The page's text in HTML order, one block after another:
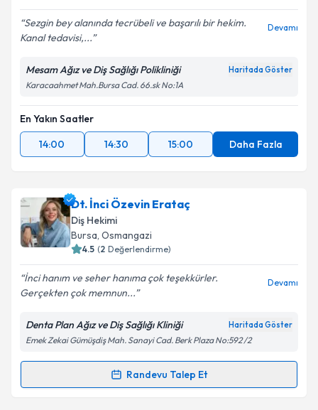
Sezgin bey alanında tecrübeli ve başarılı bir hekim.
Kanal tedavisi,...
Devamı
Mesam Ağız ve Diş Sağlığı Polikliniği Haritada Göster
Karacaahmet Mah.Bursa Cad. 66.sk No:1A
En Yakın Saatler
14:00
14:30 15:00 Daha Fazla
Dt. İnci Özevin Erataç
Diş Hekimi
Bursa, Osmangazi
4.5 (2 Değerlendirme)
İnci hanım ve seher hanıma çok teşekkürler.
Gerçekten çok memnun...
Devamı
Denta Plan Ağız ve Diş Sağlığı Kliniği Haritada Göster
Emek Zekai Gümüşdiş Mah. Sanayi Cad. Berk Plaza No:592 /2
Randevu Talep Et
Randevu Takvimi Talebi